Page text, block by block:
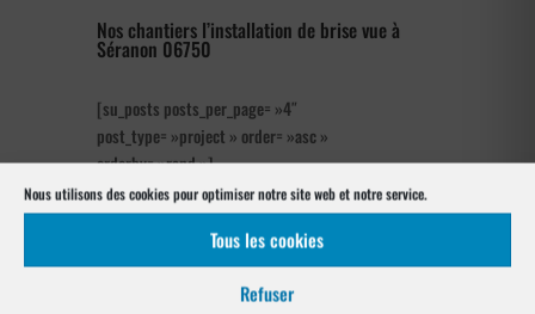
Nous utilisons des cookies pour optimiser notre site web et notre service.
Tous les cookies
Refuser
Nos chantiers l’installation de brise vue à
Séranon 06750
[su_posts posts_per_page= »4″
post_type= »project » order= »asc »
orderby= »rand »]
Nos références posés
à Séranon 06750